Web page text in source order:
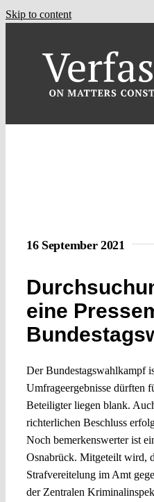
Skip to content
16 September 2021
eine
Der Bundestagswahlkampf
Umfrageergebnisse dürften
Beteiligter liegen blank.
richterlichen Beschluss
Noch bemerkenswerter ist
Osnabrück. Mitgeteilt wird,
Strafvereitelung im Amt
der Zentralen